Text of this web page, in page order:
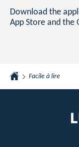
Download the
App Store and the
Facile à lire